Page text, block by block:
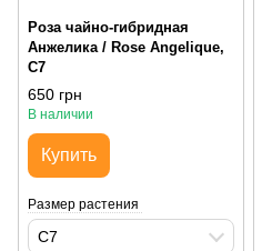
Роза чайно-гибридная
Анжелика / Rose Angelique,
С7
650 грн
В наличии
Купить
Размер растения
С7